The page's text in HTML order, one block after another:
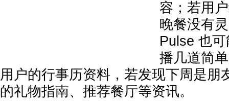
容；若用
晚餐没有
Pulse 也
播几道简
用户的行事历资料，若发现下周是朋
的礼物指南、推荐餐厅等资讯。